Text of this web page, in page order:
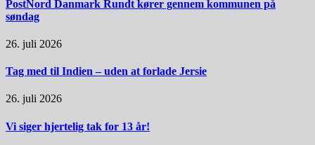
PostNord Danmark Rundt kører gennem kommunen på
søndag
26. juli 2026
Tag med til Indien – uden at forlade Jersie
26. juli 2026
Vi siger hjertelig tak for 13 år!